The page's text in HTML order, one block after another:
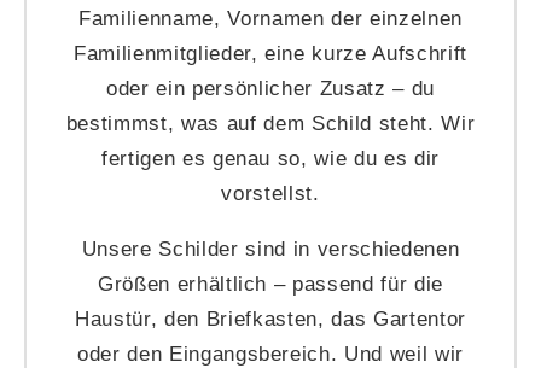
Familienname, Vornamen der einzelnen
Familienmitglieder, eine kurze Aufschrift
oder ein persönlicher Zusatz – du
bestimmst, was auf dem Schild steht. Wir
fertigen es genau so, wie du es dir
vorstellst.
Unsere Schilder sind in verschiedenen
Größen erhältlich – passend für die
Haustür, den Briefkasten, das Gartentor
oder den Eingangsbereich. Und weil wir